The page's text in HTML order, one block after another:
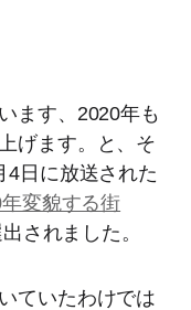
ます、2020年も
げます。と、そ
4日に放送された
変貌する街
されました。
ていたわけでは